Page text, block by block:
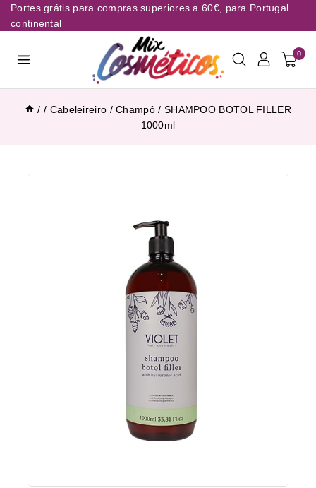
Portes grátis para compras superiores a 60€, para Portugal
continental
0
/ / Cabeleireiro / Champô / SHAMPOO BOTOL FILLER
1000ml